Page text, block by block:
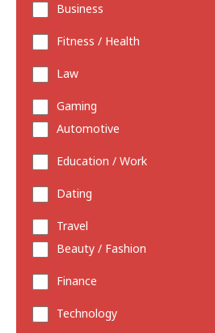
Business
Fitness / Health
Law
Gaming
Automotive
Education / Work
Dating
Travel
Beauty / Fashion
Finance
Technology